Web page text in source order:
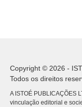
Copyright © 2026 -
Todos os direitos
A ISTOÉ PUBLICAÇÕES
vinculação editorial e